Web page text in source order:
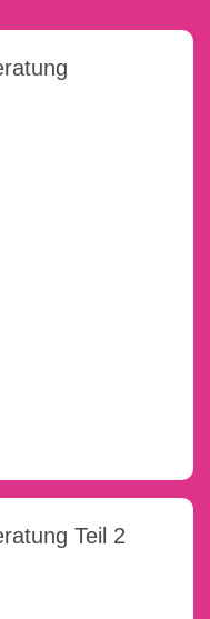
Teil 2